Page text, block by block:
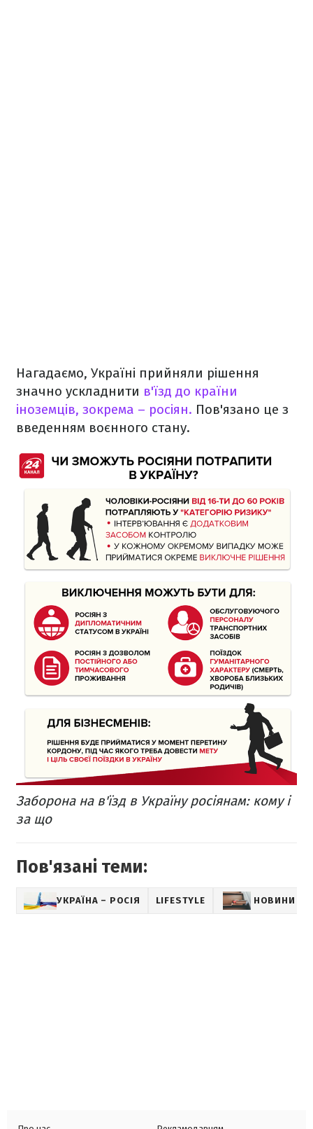
Нагадаємо, Україні прийняли рішення
значно ускладнити в'їзд до країни
іноземців, зокрема – росіян. Пов'язано це з
введенням воєнного стану.
Заборона на в'їзд в Україну росіянам: кому і
за що
Пов'язані теми:
УКРАЇНА – РОСІЯ LIFESTYLE НОВИНИ